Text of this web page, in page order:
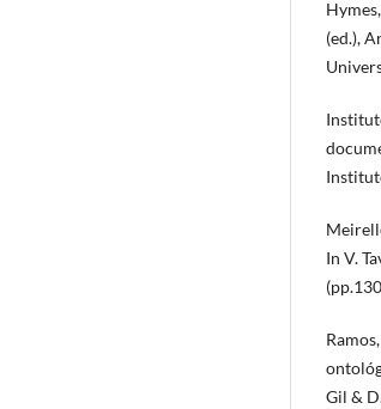
(ed.),
In V.
Gil &